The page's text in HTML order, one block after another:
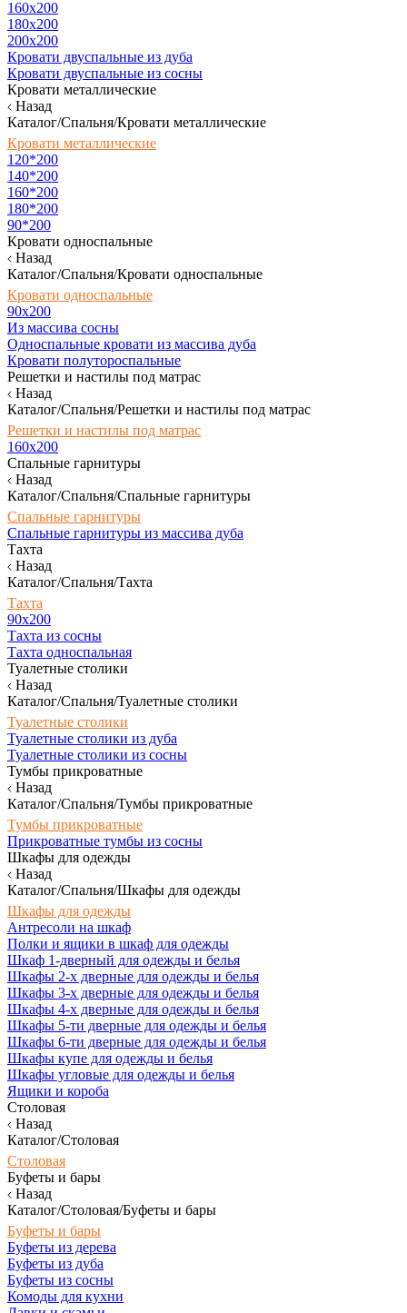
160х200
180x200
200x200
Кровати двуспальные из дуба
Кровати двуспальные из сосны
Кровати металлические
Назад
Каталог/Спальня/Кровати металлические
Кровати металлические
120*200
140*200
160*200
180*200
90*200
Кровати односпальные
Назад
Каталог/Спальня/Кровати односпальные
Кровати односпальные
90х200
Из массива сосны
Односпальные кровати из массива дуба
Кровати полутороспальные
Решетки и настилы под матрас
Назад
Каталог/Спальня/Решетки и настилы под матрас
Решетки и настилы под матрас
160х200
Спальные гарнитуры
Назад
Каталог/Спальня/Спальные гарнитуры
Спальные гарнитуры
Спальные гарнитуры из массива дуба
Тахта
Назад
Каталог/Спальня/Тахта
Тахта
90х200
Тахта из сосны
Тахта односпальная
Туалетные столики
Назад
Каталог/Спальня/Туалетные столики
Туалетные столики
Туалетные столики из дуба
Туалетные столики из сосны
Тумбы прикроватные
Назад
Каталог/Спальня/Тумбы прикроватные
Тумбы прикроватные
Прикроватные тумбы из сосны
Шкафы для одежды
Назад
Каталог/Спальня/Шкафы для одежды
Шкафы для одежды
Антресоли на шкаф
Полки и ящики в шкаф для одежды
Шкаф 1-дверный для одежды и белья
Шкафы 2-х дверные для одежды и белья
Шкафы 3-х дверные для одежды и белья
Шкафы 4-х дверные для одежды и белья
Шкафы 5-ти дверные для одежды и белья
Шкафы 6-ти дверные для одежды и белья
Шкафы купе для одежды и белья
Шкафы угловые для одежды и белья
Ящики и короба
Столовая
Назад
Каталог/Столовая
Столовая
Буфеты и бары
Назад
Каталог/Столовая/Буфеты и бары
Буфеты и бары
Буфеты из дерева
Буфеты из дуба
Буфеты из сосны
Комоды для кухни